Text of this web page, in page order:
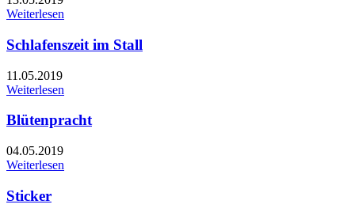
Weiterlesen
Schlafenszeit im Stall
11.05.2019
Weiterlesen
Blütenpracht
04.05.2019
Weiterlesen
Sticker